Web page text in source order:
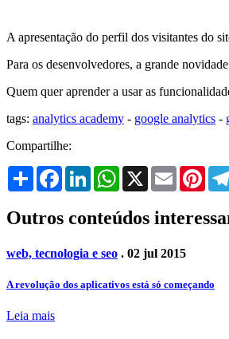
A apresentação do perfil dos visitantes do
Para os desenvolvedores, a grande
Quem quer aprender a usar as
tags: analytics academy - google analytics -
Compartilhe:
Share FacebookLinkedInWhatsApp
X Email
Outros conteúdos
web, tecnologia e seo . 02 jul 2015
A revolução dos aplicativos está só começando
Leia mais